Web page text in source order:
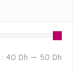
40 Dh — 50 Dh